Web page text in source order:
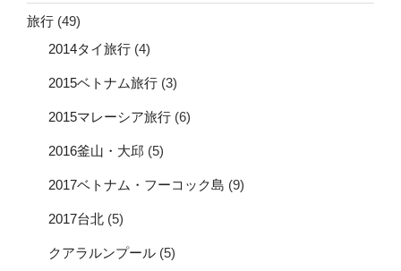
旅行 (49)
2014タイ旅行 (4)
2015ベトナム旅行 (3)
2015マレーシア旅行 (6)
2016釜山・大邱 (5)
2017ベトナム・フーコック島 (9)
2017台北 (5)
クアラルンプール (5)